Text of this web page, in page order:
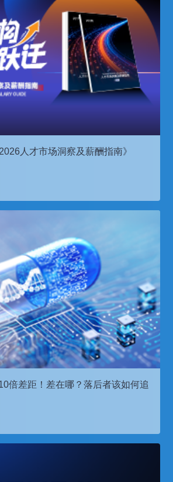
人才市场洞察及薪酬指南》
倍差距！差在哪？落后者该如何追